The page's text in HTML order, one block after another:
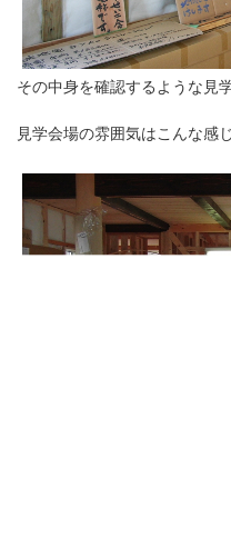
その中身を確認するような見
見学会場の雰囲気はこんな感